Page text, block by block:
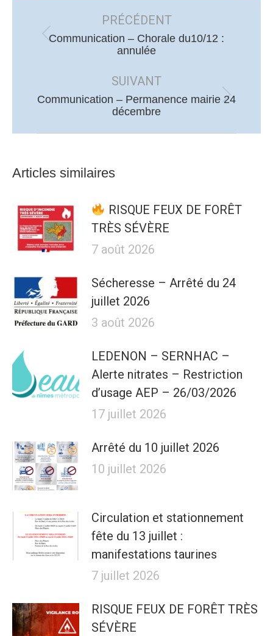
PRÉCÉDENT
Article
:
Communication – Chorale du10/12 :
annulée
SUIVANT
Article
Communication – Permanence mairie 24
décembre
Articles similaires
RISQUE FEUX DE FORÊT
TRÈS SÉVÈRE
7 août 2026
Sécheresse – Arrêté du 24
juillet 2026
3 août 2026
LEDENON – SERNHAC –
Alerte nitrates – Restriction
d’usage AEP – 26/03/2026
17 juillet 2026
Arrêté du 10 juillet 2026
10 juillet 2026
Circulation et stationnement
fête du 13 juillet :
manifestations taurines
7 juillet 2026
RISQUE FEUX DE FORÊT TRÈS
SÉVÈRE